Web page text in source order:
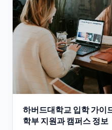
하버드대학교 입학 가
학부 지원과 캠퍼스 정보